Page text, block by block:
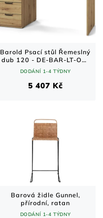
Barold Psací stůl Řemeslný
dub 120 - DE-BAR-LT-OA-
120
DODÁNÍ 1-4 TÝDNY
5 407 Kč
Barová židle Gunnel,
přírodní, ratan
DODÁNÍ 1-4 TÝDNY